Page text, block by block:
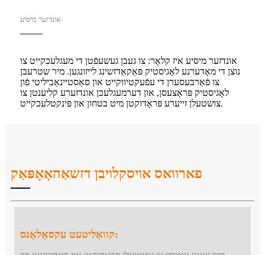
אונדזער מיסיע
אונדזער מיסיע איז קלאָר: צו געבן געשעפֿטן די מעגלעכקייט צו
נוצן די מאָדערנע לאָגיסטיק פּאַקאַדזשינג לייזונגען. מיר שטרעבן
צו פֿאַרבעסערן די עפֿעקטיווקייט און סאַסטיינאַביליטי פֿון
לאָגיסטיק פּראָצעסן, און דערמעגלעכן אונדזערע קליענטן צו
צושטעלן זייערע פּראָדוקטן מיט בטחון און פּינקטלעכקייט.
פארוואס אויסקלויבן דזשאַהאָאָפּאַק
קוואַליטעט עקסאַלאַנס: